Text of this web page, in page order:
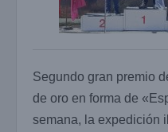
Segundo gran premio
de oro en forma de
semana, la expedición